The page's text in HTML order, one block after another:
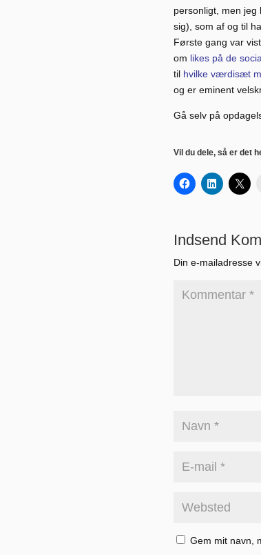
personligt, men
sig), som af og til
Første gang var
om likes på de
til hvilke værdisæt
og er eminent
Gå selv på
Vil du dele, så er det
Indsend
Din e-mailadresse
Gem mit navn,